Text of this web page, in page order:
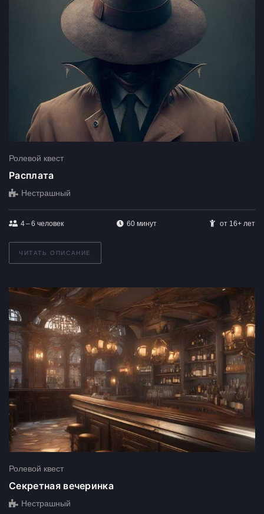
Ролевой квест
Расплата
Нестрашный
4 – 6 человек 60 минут от 16+ лет
ЧИТАТЬ ОПИСАНИЕ
Ролевой квест
Секретная вечеринка
Нестрашный